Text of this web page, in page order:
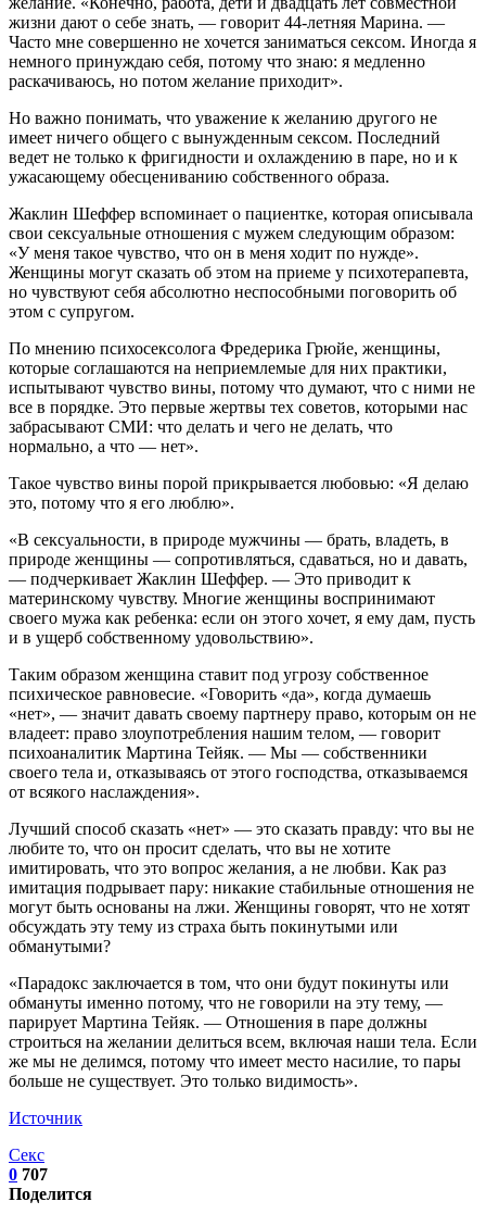
жизни дают о себе знать, — говорит 44-летняя Марина. —
Часто мне совершенно не хочется заниматься сексом. Иногда я
немного принуждаю себя, потому что знаю: я медленно
раскачиваюсь, но потом желание приходит».
Но важно понимать, что уважение к желанию другого не
имеет ничего общего с вынужденным сексом. Последний
ведет не только к фригидности и охлаждению в паре, но и к
ужасающему обесцениванию собственного образа.
Жаклин Шеффер вспоминает о пациентке, которая описывала
свои сексуальные отношения с мужем следующим образом:
«У меня такое чувство, что он в меня ходит по нужде».
Женщины могут сказать об этом на приеме у психотерапевта,
но чувствуют себя абсолютно неспособными поговорить об
этом с супругом.
По мнению психосексолога Фредерика Грюйе, женщины,
которые соглашаются на неприемлемые для них практики,
испытывают чувство вины, потому что думают, что с ними не
все в порядке. Это первые жертвы тех советов, которыми нас
забрасывают СМИ: что делать и чего не делать, что
нормально, а что — нет».
Такое чувство вины порой прикрывается любовью: «Я делаю
это, потому что я его люблю».
«В сексуальности, в природе мужчины — брать, владеть, в
природе женщины — сопротивляться, сдаваться, но и давать,
— подчеркивает Жаклин Шеффер. — Это приводит к
материнскому чувству. Многие женщины воспринимают
своего мужа как ребенка: если он этого хочет, я ему дам, пусть
и в ущерб собственному удовольствию».
Таким образом женщина ставит под угрозу собственное
психическое равновесие. «Говорить «да», когда думаешь
«нет», — значит давать своему партнеру право, которым он не
владеет: право злоупотребления нашим телом, — говорит
психоаналитик Мартина Тейяк. — Мы — собственники
своего тела и, отказываясь от этого господства, отказываемся
от всякого наслаждения».
Лучший способ сказать «нет» — это сказать правду: что вы не
любите то, что он просит сделать, что вы не хотите
имитировать, что это вопрос желания, а не любви. Как раз
имитация подрывает пару: никакие стабильные отношения не
могут быть основаны на лжи. Женщины говорят, что не хотят
обсуждать эту тему из страха быть покинутыми или
обманутыми?
«Парадокс заключается в том, что они будут покинуты или
обмануты именно потому, что не говорили на эту тему, —
парирует Мартина Тейяк. — Отношения в паре должны
строиться на желании делиться всем, включая наши тела. Если
же мы не делимся, потому что имеет место насилие, то пары
больше не существует. Это только видимость».
Источник
Секс
0 707
Поделится